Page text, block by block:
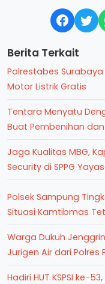
Berita Terkait
Polrestabes
Motor Listrik Gratis
Tentara Menyatu
Buat Pembenihan
Jaga Kualitas MBG,
Security di SPPG
Polsek Sampung
Situasi Kamtibmas
Warga Dukuh
Jurigen Air dari Polres
Hadiri HUT KSPSI ke-